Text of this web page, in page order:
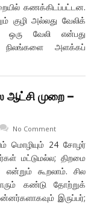
கணக்கிடப்பட்டன.
குழி அல்லது வேலிக்
ஒரு வேலி என்பது
நிலங்களை அளக்கப்
ஆட்சி முறை –
No Comment
மொழியும் 24 சோழர்
மட்டுமல்ல; திறமை
கூறலாம். சில
கண்டு தோற்றுக்
இருப்பர்;